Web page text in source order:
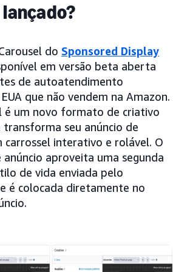
do Sponsored Display
em versão beta aberta
de autoatendimento
que não vendem na Amazon.
é um novo formato de criativo
seu anúncio de
carrossel interativo e rolável. O
aproveita uma segunda
de vida enviada pelo
é colocada diretamente no